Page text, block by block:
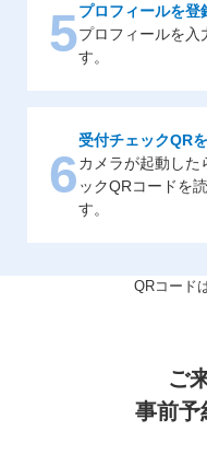
5プロフィールを登
プロフィールを入
す。
6
受付チェックQR
カメラが起動した
ックQRコードを
す。
QRコード
ご
事前予